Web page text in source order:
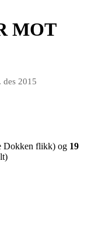
MOT
des 2015
Dokken flikk) og 19